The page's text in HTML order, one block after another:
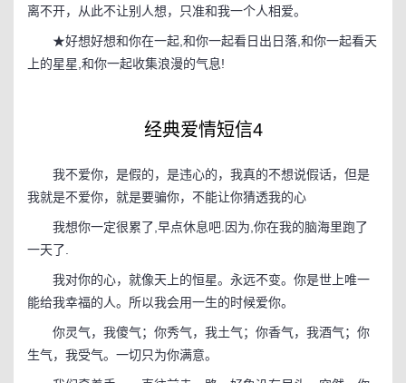
离不开，从此不让别人想，只准和我一个人相爱。
★好想好想和你在一起,和你一起看日出日落,和你一起看天
上的星星,和你一起收集浪漫的气息!
经典爱情短信4
我不爱你，是假的，是违心的，我真的不想说假话，但是
我就是不爱你，就是要骗你，不能让你猜透我的心
我想你一定很累了,早点休息吧.因为,你在我的脑海里跑了
一天了.
我对你的心，就像天上的恒星。永远不变。你是世上唯一
能给我幸福的人。所以我会用一生的时候爱你。
你灵气，我傻气；你秀气，我土气；你香气，我酒气；你
生气，我受气。一切只为你满意。